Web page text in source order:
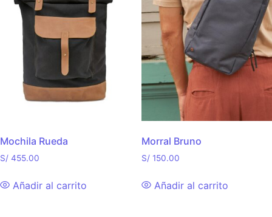
Mochila Rueda
S/ 455.00
Añadir al carrito
Morral Bruno
S/150.00
Añadir al carrito